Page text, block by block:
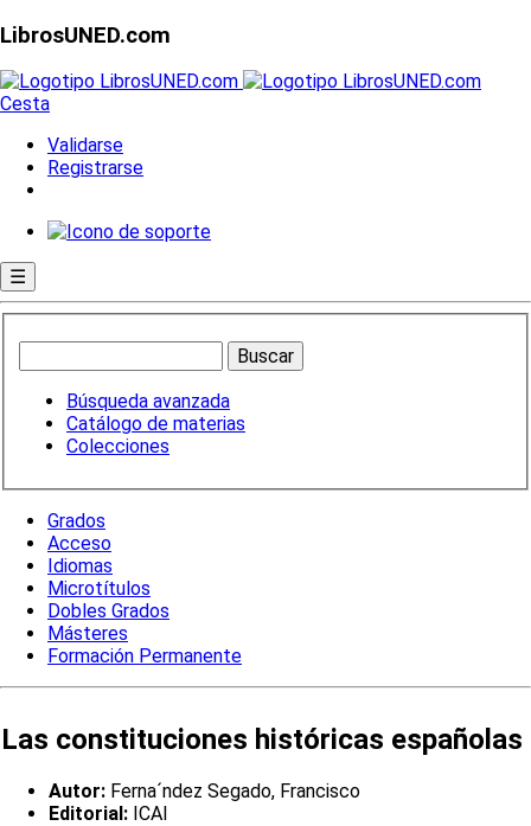
LibrosUNED.com
Cesta
Validarse
Registrarse
☰
Búsqueda avanzada
Catálogo de materias
Colecciones
Grados
Acceso
Idiomas
Microtítulos
Dobles Grados
Másteres
Formación Permanente
Las constituciones históricas españolas
Autor: Ferna´ndez Segado, Francisco
Editorial: ICAI